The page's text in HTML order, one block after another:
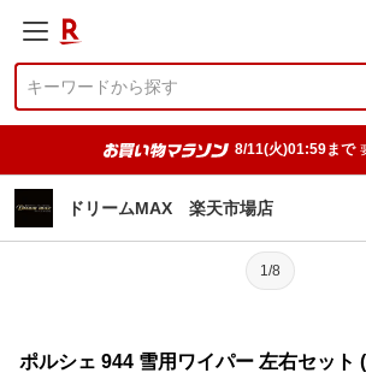
8/11(火)01:59まで
ドリームMAX 楽天市場店
1/8
ポルシェ 944 雪用ワイパー 左右セット